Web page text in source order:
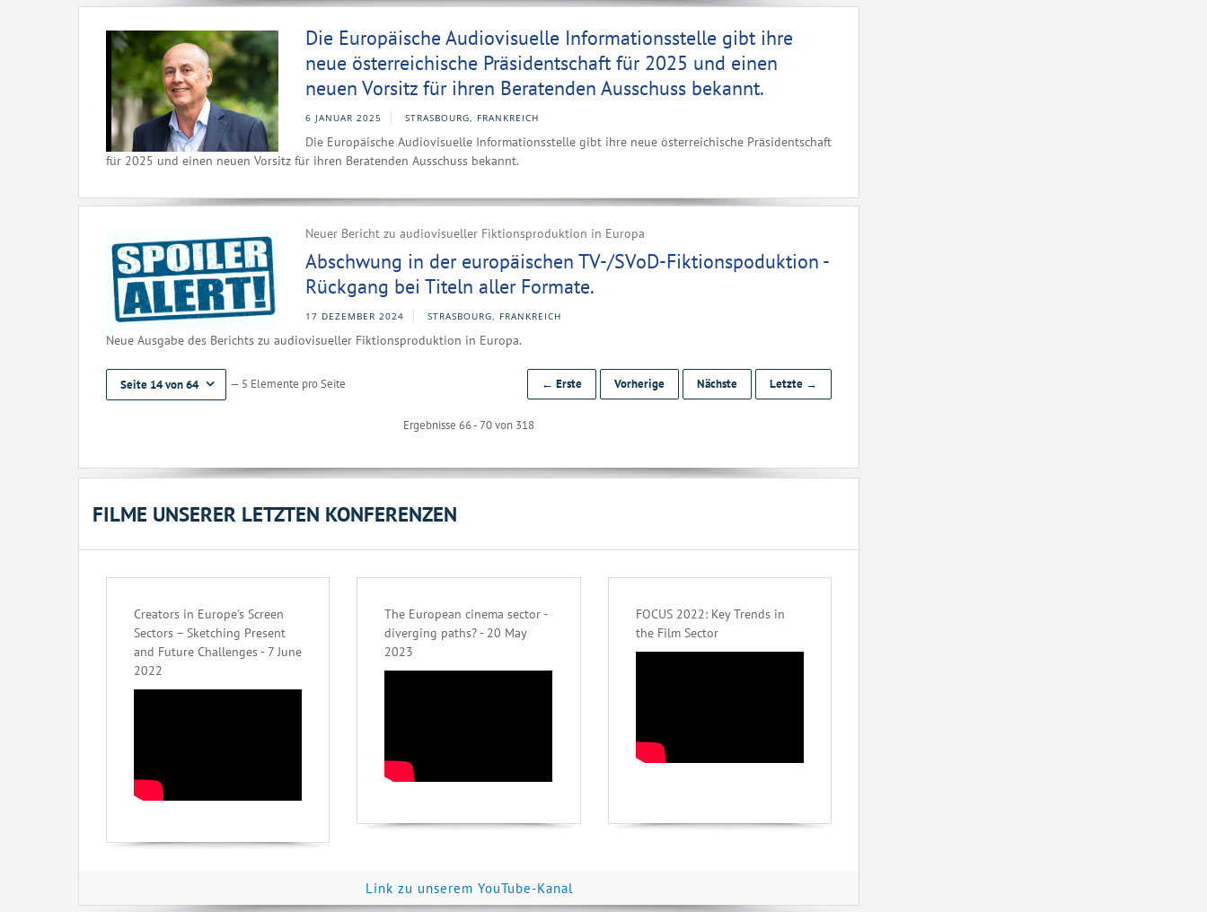
Die Europäische Audiovisuelle Informationsstelle gibt ihre
neue österreichische Präsidentschaft für 2025 und einen
neuen Vorsitz für ihren Beratenden Ausschuss bekannt.
6 JANUAR 2025 STRASBOURG, FRANKREICH
Die Europäische Audiovisuelle Informationsstelle gibt ihre neue österreichische Präsidentschaft
für 2025 und einen neuen Vorsitz für ihren Beratenden Ausschuss bekannt.
Neuer Bericht zu audiovisueller Fiktionsproduktion in Europa
Abschwung in der europäischen TV-/SVoD-Fiktionspoduktion -
Rückgang bei Titeln aller Formate.
17 DEZEMBER 2024 STRASBOURG, FRANKREICH
Neue Ausgabe des Berichts zu audiovisueller Fiktionsproduktion in Europa.
Seite 14 von 64 — 5 Elemente pro Seite
Ergebnisse 66 - 70 von 318
← Erste Vorherige Nächste Letzte →
FILME UNSERER LETZTEN KONFERENZEN
Creators in Europe’s Screen
Sectors – Sketching Present
and Future Challenges - 7 June
2022
The European cinema sector -
diverging paths? - 20 May
2023
FOCUS 2022: Key Trends in
the Film Sector
Link zu unserem YouTube-Kanal